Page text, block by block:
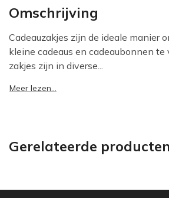
Omschrijving
Cadeauzakjes zijn de ideale manier
kleine cadeaus en cadeaubonnen te
zakjes zijn in diverse...
Meer lezen...
Gerelateerde producten